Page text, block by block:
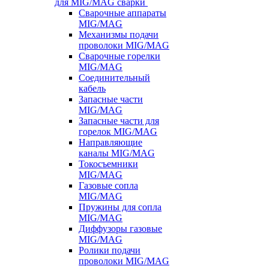
для MIG/MAG сварки
Сварочные аппараты
MIG/MAG
Механизмы подачи
проволоки MIG/MAG
Сварочные горелки
MIG/MAG
Соединительный
кабель
Запасные части
MIG/MAG
Запасные части для
горелок MIG/MAG
Направляющие
каналы MIG/MAG
Токосъемники
MIG/MAG
Газовые сопла
MIG/MAG
Пружины для сопла
MIG/MAG
Диффузоры газовые
MIG/MAG
Ролики подачи
проволоки MIG/MAG